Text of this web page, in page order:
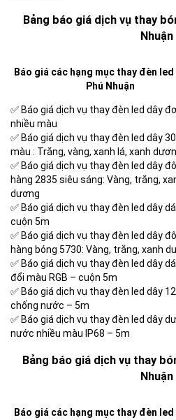
Bảng báo giá dịch vụ thay
Nhuận
Báo giá các hạng mục thay đèn
Phú Nhuận
✅ Báo giá dịch vụ thay đèn led dây
nhiều màu
✅ Báo giá dịch vụ thay đèn led dây
màu : Trắng, vàng, xanh lá, xanh
✅ Báo giá dịch vụ thay đèn led dây
hàng 2835 siêu sáng: Vàng, trắng,
dương
✅ Báo giá dịch vụ thay đèn led dây
cuộn 5m
✅ Báo giá dịch vụ thay đèn led dây
hàng bóng 5730: Vàng, trắng, xanh
✅ Báo giá dịch vụ thay đèn led dây
đổi màu RGB – cuộn 5m
✅ Báo giá dịch vụ thay đèn led dây
chống nước – 5m
✅ Báo giá dịch vụ thay đèn led dây
nước nhiều màu IP68 – 5m
Bảng báo giá dịch vụ thay
Nhuận
Báo giá các hạng mục thay đèn